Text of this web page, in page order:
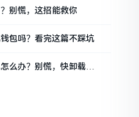
别慌，这招能救你
包吗？看完这篇不踩坑
么办？别慌，快卸载，